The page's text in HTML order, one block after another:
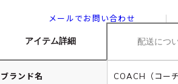
メールでお問い合わせ
アイテム詳細 配送につ
ブランド名 COACH（コーチ